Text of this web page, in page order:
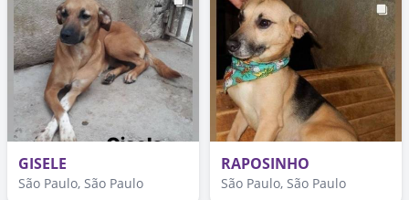
GISELE
São Paulo, São Paulo
RAPOSINHO
São Paulo, São Paulo